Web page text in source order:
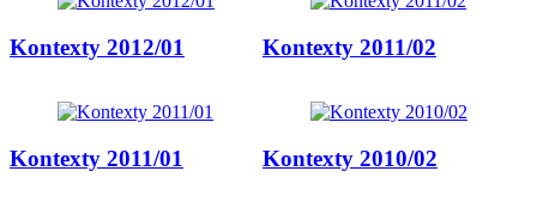
Kontexty 2012/01 Kontexty 2011/02
Kontexty 2011/01 Kontexty 2010/02